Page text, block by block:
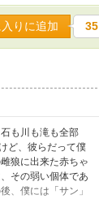
りに追加 35
も川も滝も全部
ど、彼らだって僕
狼に出来た赤ちゃ
その弱い個体であ
、僕には「サン」